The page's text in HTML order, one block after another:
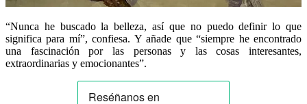
“Nunca he buscado la belleza, así que no puedo definir lo que
significa para mí”, confiesa. Y añade que “siempre he encontrado
una fascinación por las personas y las cosas interesantes,
extraordinarias y emocionantes”.